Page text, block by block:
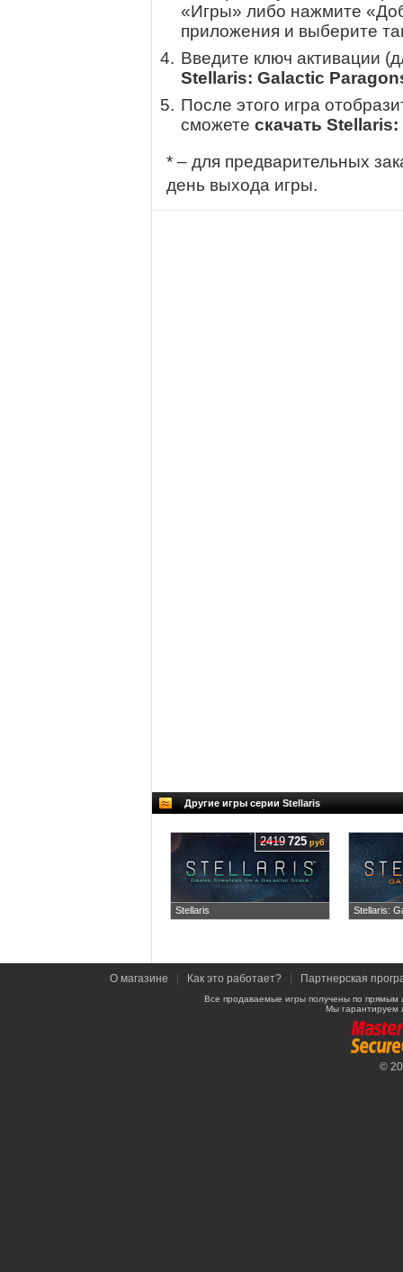
«Игры» либо нажмите
приложения и выберите
Введите ключ активации
Stellaris: Galactic
После этого игра
сможете скачать
* – для предварительных
день выхода игры.
Другие игры серии Stellaris
Stellaris
2419 725 руб
Stellaris:
О магазине Как это работает? Партнерская
Все продаваемые игры получены по
Мы гарантируем
©